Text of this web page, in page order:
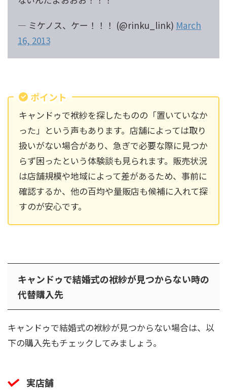
— ミケノス、ケー！！！ (@rinku_link) March
16, 2013
ポイント
キャンドゥで袱紗を探したものの「置いていなか
った」という声もあります。店舗によっては取り
扱いがない場合があり、急ぎで必要な際に見つか
らず困ったという体験談も見られます。販売状況
は店舗規模や地域によって差があるため、事前に
確認するか、他の百均や量販店も候補に入れて探
すのが安心です。
キャンドゥで結婚式の袱紗が見つからない時の
代替購入先
キャンドゥで結婚式の袱紗が見つからない場合は、以
下の購入先もチェックしてみましょう。
実店舗